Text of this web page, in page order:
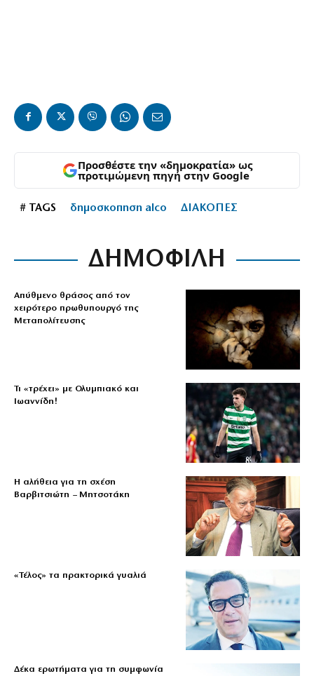
Προσθέστε την «δημοκρατία» ως
προτιμώμενη πηγή στην Google
# TAGS δημοσκοπηση alco ΔΙΑΚΟΠΕΣ
ΔΗΜΟΦΙΛΗ
Απύθμενο θράσος από τον
χειρότερο πρωθυπουργό της
Μεταπολίτευσης
Τι «τρέχει» με Ολυμπιακό και
Ιωαννίδη!
Η αλήθεια για τη σχέση
Βαρβιτσιώτη – Μητσοτάκη
«Τέλος» τα πρακτορικά γυαλιά
Δέκα ερωτήματα για τη συμφωνία